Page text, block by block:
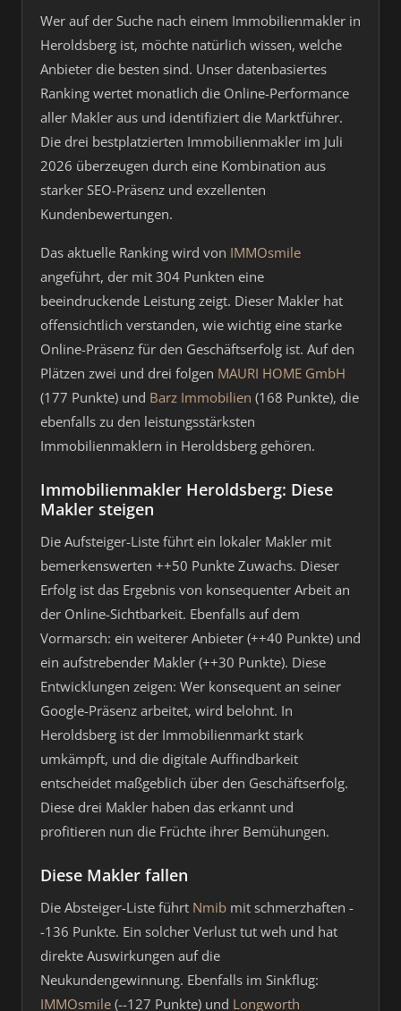
Wer auf der Suche nach einem Immobilienmakler in
Heroldsberg ist, möchte natürlich wissen, welche
Anbieter die besten sind. Unser datenbasiertes
Ranking wertet monatlich die Online-Performance
aller Makler aus und identifiziert die Marktführer.
Die drei bestplatzierten Immobilienmakler im Juli
2026 überzeugen durch eine Kombination aus
starker SEO-Präsenz und exzellenten
Kundenbewertungen.
Das aktuelle Ranking wird von IMMOsmile
angeführt, der mit 304 Punkten eine
beeindruckende Leistung zeigt. Dieser Makler hat
offensichtlich verstanden, wie wichtig eine starke
Online-Präsenz für den Geschäftserfolg ist. Auf den
Plätzen zwei und drei folgen MAURI HOME GmbH
(177 Punkte) und Barz Immobilien (168 Punkte), die
ebenfalls zu den leistungsstärksten
Immobilienmaklern in Heroldsberg gehören.
Immobilienmakler Heroldsberg: Diese
Makler steigen
Die Aufsteiger-Liste führt ein lokaler Makler mit
bemerkenswerten ++50 Punkte Zuwachs. Dieser
Erfolg ist das Ergebnis von konsequenter Arbeit an
der Online-Sichtbarkeit. Ebenfalls auf dem
Vormarsch: ein weiterer Anbieter (++40 Punkte) und
ein aufstrebender Makler (++30 Punkte). Diese
Entwicklungen zeigen: Wer konsequent an seiner
Google-Präsenz arbeitet, wird belohnt. In
Heroldsberg ist der Immobilienmarkt stark
umkämpft, und die digitale Auffindbarkeit
entscheidet maßgeblich über den Geschäftserfolg.
Diese drei Makler haben das erkannt und
profitieren nun die Früchte ihrer Bemühungen.
Diese Makler fallen
Die Absteiger-Liste führt Nmib mit schmerzhaften -
-136 Punkte. Ein solcher Verlust tut weh und hat
direkte Auswirkungen auf die
Neukundengewinnung. Ebenfalls im Sinkflug:
IMMOsmile (--127 Punkte) und Longworth